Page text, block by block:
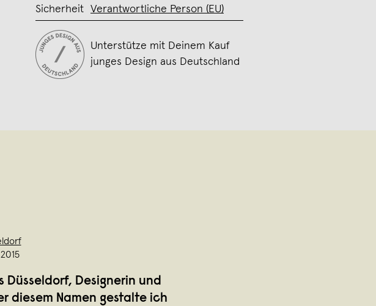
Sicherheit Verantwortliche Person (EU)
Unterstütze mit Deinem Kauf
junges Design aus Deutschland
Düsseldorf, Designerin und
diesem Namen gestalte ich